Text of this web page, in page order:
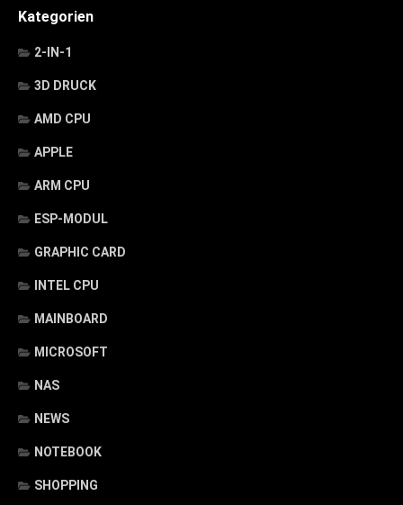
Kategorien
2-IN-1
3D DRUCK
AMD CPU
APPLE
ARM CPU
ESP-MODUL
GRAPHIC CARD
INTEL CPU
MAINBOARD
MICROSOFT
NAS
NEWS
NOTEBOOK
SHOPPING